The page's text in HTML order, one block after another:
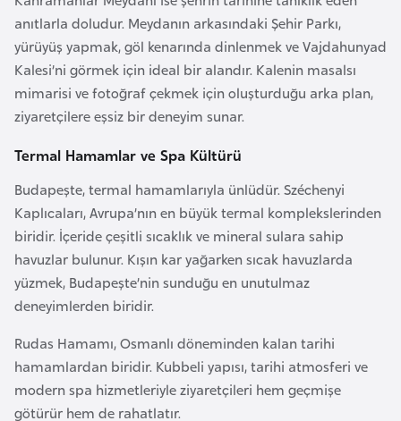
anıtlarla doludur. Meydanın arkasındaki Şehir Parkı,
yürüyüş yapmak, göl kenarında dinlenmek ve Vajdahunyad
Kalesi’ni görmek için ideal bir alandır. Kalenin masalsı
mimarisi ve fotoğraf çekmek için oluşturduğu arka plan,
ziyaretçilere eşsiz bir deneyim sunar.
Termal Hamamlar ve Spa Kültürü
Budapeşte, termal hamamlarıyla ünlüdür. Széchenyi
Kaplıcaları, Avrupa’nın en büyük termal komplekslerinden
biridir. İçeride çeşitli sıcaklık ve mineral sulara sahip
havuzlar bulunur. Kışın kar yağarken sıcak havuzlarda
yüzmek, Budapeşte’nin sunduğu en unutulmaz
deneyimlerden biridir.
Rudas Hamamı, Osmanlı döneminden kalan tarihi
hamamlardan biridir. Kubbeli yapısı, tarihi atmosferi ve
modern spa hizmetleriyle ziyaretçileri hem geçmişe
götürür hem de rahatlatır.
l
g
a
r
i
s
t
n
i
n
a
F